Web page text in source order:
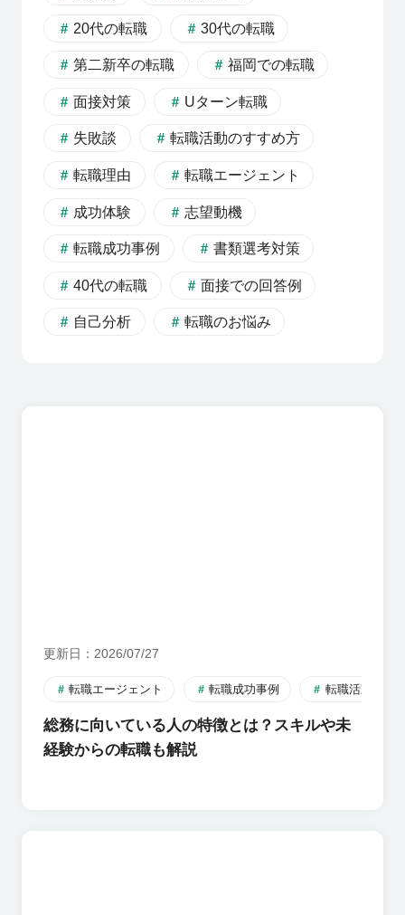
会社概要
20代の転職 30代の転職
第二新卒の転職 福岡での転職
面接対策 Uターン転職
失敗談 転職活動のすすめ方
転職理由 転職エージェント
成功体験 志望動機
転職成功事例 書類選考対策
40代の転職 面接での回答例
自己分析 転職のお悩み
更新日 2026/07/27
転職エージェント 転職成功事例 転職活動のす
総務に向いている人の特徴とは？スキルや未
経験からの転職も解説